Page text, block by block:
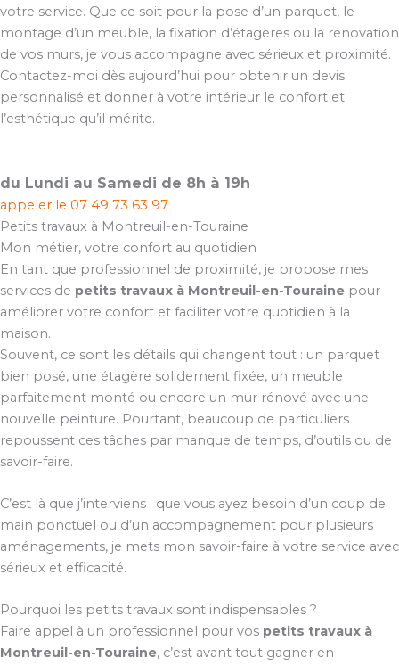
votre service. Que ce soit pour la pose d’un parquet, le
montage d’un meuble, la fixation d’étagères ou la rénovation
de vos murs, je vous accompagne avec sérieux et proximité.
Contactez-moi dès aujourd’hui pour obtenir un devis
personnalisé et donner à votre intérieur le confort et
l’esthétique qu’il mérite.
du Lundi au Samedi de 8h à 19h
appeler le 07 49 73 63 97
Petits travaux à Montreuil-en-Touraine
Mon métier, votre confort au quotidien
En tant que professionnel de proximité, je propose mes
services de petits travaux à Montreuil-en-Touraine pour
améliorer votre confort et faciliter votre quotidien à la
maison.
Souvent, ce sont les détails qui changent tout : un parquet
bien posé, une étagère solidement fixée, un meuble
parfaitement monté ou encore un mur rénové avec une
nouvelle peinture. Pourtant, beaucoup de particuliers
repoussent ces tâches par manque de temps, d’outils ou de
savoir-faire.
C’est là que j’interviens : que vous ayez besoin d’un coup de
main ponctuel ou d’un accompagnement pour plusieurs
aménagements, je mets mon savoir-faire à votre service avec
sérieux et efficacité.
Pourquoi les petits travaux sont indispensables ?
Faire appel à un professionnel pour vos petits travaux à
Montreuil-en-Touraine, c’est avant tout gagner en